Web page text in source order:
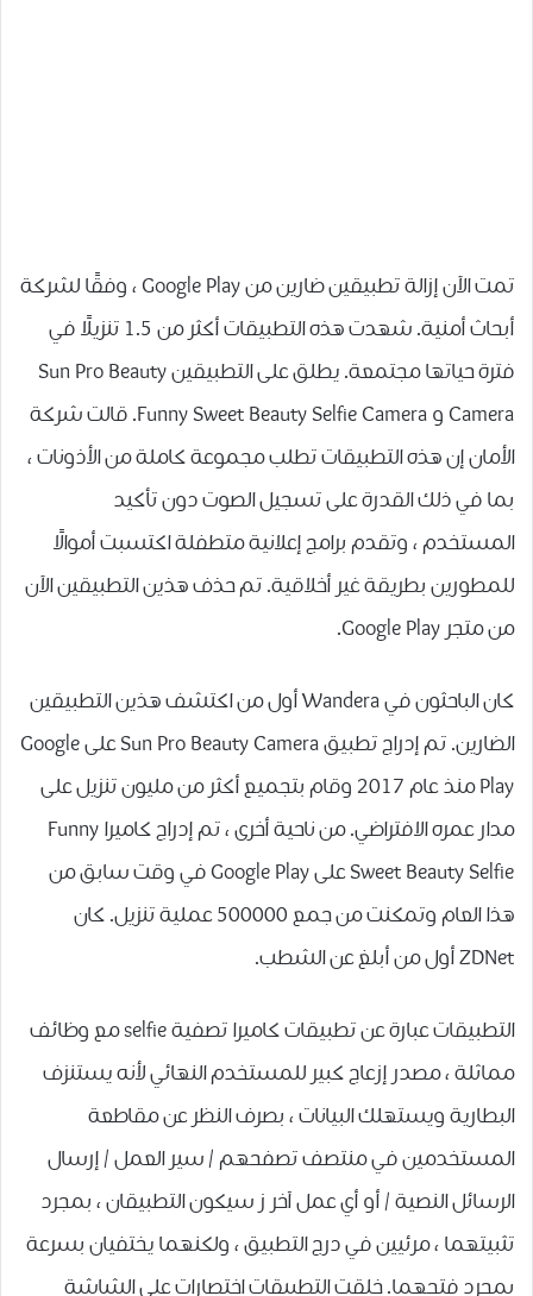
تمت الآن إزالة تطبيقين ضارين من Google Play ، وفقًا لشركة
أبحاث أمنية. شهدت هذه التطبيقات أكثر من 1.5 تنزيلًا في
فترة حياتها مجتمعة. يطلق على التطبيقين Sun Pro Beauty
Camera و Funny Sweet Beauty Selfie Camera. قالت شركة
الأمان إن هذه التطبيقات تطلب مجموعة كاملة من الأذونات ،
بما في ذلك القدرة على تسجيل الصوت دون تأكيد
المستخدم ، وتقدم برامج إعلانية متطفلة اكتسبت أموالًا
للمطورين بطريقة غير أخلاقية. تم حذف هذين التطبيقين الآن
من متجر Google Play.
كان الباحثون في Wandera أول من اكتشف هذين التطبيقين
الضارين. تم إدراج تطبيق Sun Pro Beauty Camera على Google
Play منذ عام 2017 وقام بتجميع أكثر من مليون تنزيل على
مدار عمره الافتراضي. من ناحية أخرى ، تم إدراج كاميرا Funny
Sweet Beauty Selfie على Google Play في وقت سابق من
هذا العام وتمكنت من جمع 500000 عملية تنزيل. كان
ZDNet أول من أبلغ عن الشطب.
التطبيقات عبارة عن تطبيقات كاميرا تصفية selfie مع وظائف
مماثلة ، مصدر إزعاج كبير للمستخدم النهائي لأنه يستنزف
البطارية ويستهلك البيانات ، بصرف النظر عن مقاطعة
المستخدمين في منتصف تصفحهم / سير العمل / إرسال
الرسائل النصية / أو أي عمل آخر ز سيكون التطبيقان ، بمجرد
تثبيتهما ، مرئيين في درج التطبيق ، ولكنهما يختفيان بسرعة
بمجرد فتحهما. خلقت التطبيقات اختصارات على الشاشة